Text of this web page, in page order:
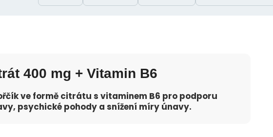
400 mg + Vitamin B6
ve formě citrátu s vitaminem B6 pro podporu
psychické pohody a snížení míry únavy.